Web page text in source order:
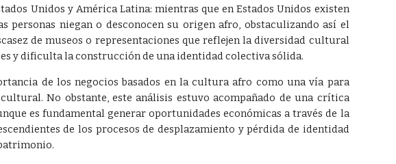
Unidos y América Latina: mientras que en Estados Unidos existen
personas niegan o desconocen su origen afro, obstaculizando así el
de museos o representaciones que reflejen la diversidad cultural
y dificulta la construcción de una identidad colectiva sólida.
de los negocios basados en la cultura afro como una vía para
No obstante, este análisis estuvo acompañado de una crítica
es fundamental generar oportunidades económicas a través de la
de los procesos de desplazamiento y pérdida de identidad